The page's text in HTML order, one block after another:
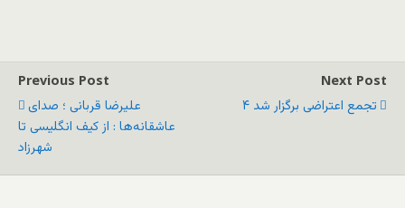
که به‌گفته هم‌بندی‌های
سابق و نزدیکانش تحت
شکنجه…
Previous Post
علیرضا قربانی ؛ صدای
عاشقانه‌ها : از کیف انگلیسی تا
Next Post
۴ تجمع اعتراضی برگزار شد